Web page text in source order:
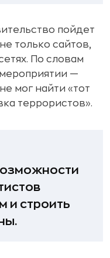
пойдет
только сайтов,
По словам
—
мог найти «тот
террористов».
и строить